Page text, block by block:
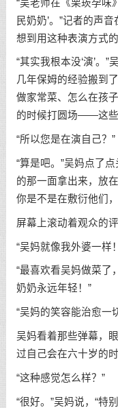
“吴老师在《栗崁孕味
民奶奶’。”记者的声
想到用这种表演方式
“其实我根本没‘演’。
几年保姆的经验搬到
做家常菜、怎么在孩
的时候打圆场——这些
“所以您是在演自己？”
“算是吧。”吴妈点了
的那一面拿出来，放
你是不是在敷衍他们
屏幕上滚动着观众的评
“吴妈就像我外婆一样
“最喜欢看吴妈做菜了
奶奶永远年轻！”
“吴妈的笑容能治愈一
吴妈看着那些弹幕，
过自己会在六十岁的
“这种感觉怎么样？”
“很好。”吴妈说，“特